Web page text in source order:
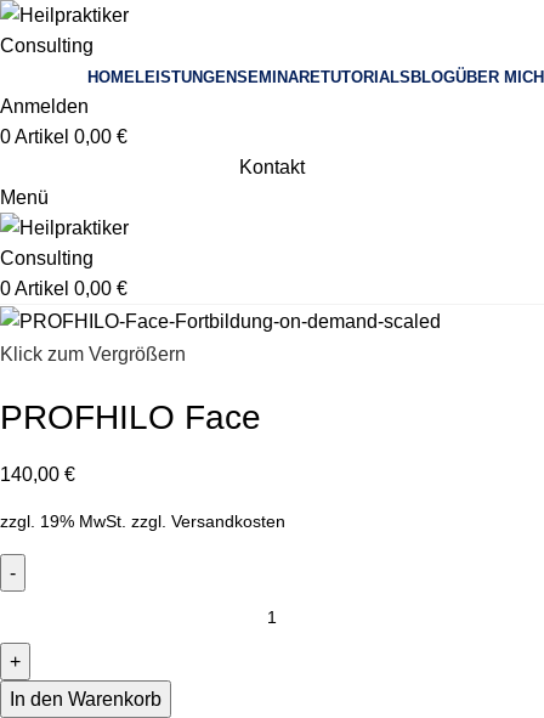
HOMELEISTUNGENSEMINARETUTORIALS BLOGÜBER MICH
Anmelden
0Artikel 0,00 €
Kontakt
Menü
0Artikel 0,00 €
Klick zum Vergrößern
PROFHILO Face
140,00 €
zzgl. 19% MwSt. zzgl. Versandkosten
In den Warenkorb